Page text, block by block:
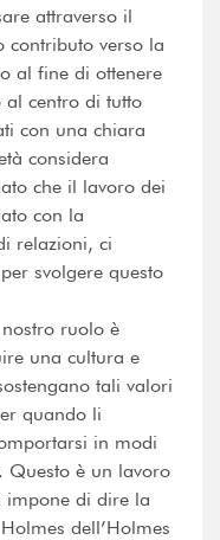
attraverso il
contributo verso la
al fine di ottenere
al centro di tutto
con una chiara
considera
che il lavoro dei
con la
relazioni, ci
svolgere questo
ruolo è
una cultura e
tali valori
quando li
in modi
Questo è un lavoro
impone di dire la
dell’Holmes